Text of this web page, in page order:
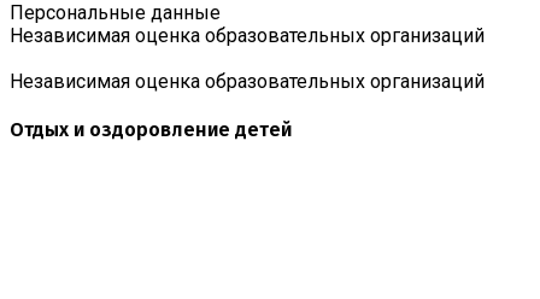
Персональные данные
Независимая оценка образовательных организаций
Независимая оценка образовательных организаций
Отдых и оздоровление детей